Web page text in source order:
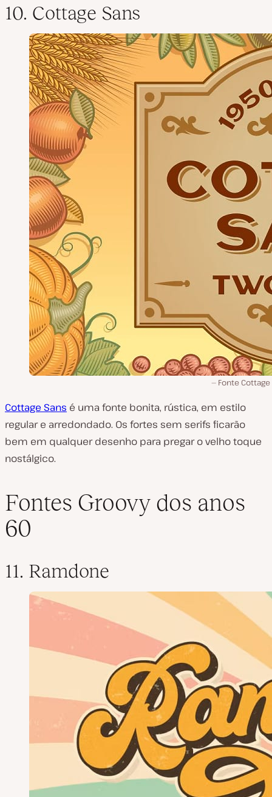
10. Cottage Sans
Fonte Cottage
Cottage Sans é uma fonte bonita, rústica, em estilo
regular e arredondado. Os fortes sem serifs ficarão
bem em qualquer desenho para pregar o velho toque
nostálgico.
Fontes Groovy dos anos
60
11. Ramdone